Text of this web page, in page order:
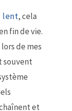
lent, cela
fin de vie.
de mes
souvent
et